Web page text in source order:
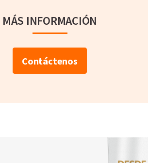
MÁS INFORMACIÓN
Contáctenos